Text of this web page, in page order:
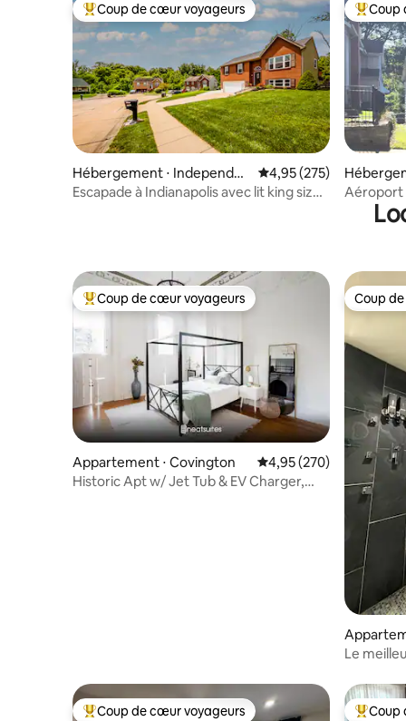
Coups de cœur voyageurs les plus appréciés
Coup de cœur voyageurs
Hébergement ⋅ Independen
ce
Évaluation moyenne
4,95 (275)
Escapade à Indianapolis avec lit king size,
Coups
Coup
Aéroport
(CVG)/
North/
Coups de cœur voyageurs les plus appréciés
Coup de cœur voyageurs
Appartement ⋅ Covington Évaluation moyenne
4,95 (270)
Historic Apt w/ Jet Tub & EV Charger,
Coup
Coup
Le
Coup de cœur voyageurs Coup